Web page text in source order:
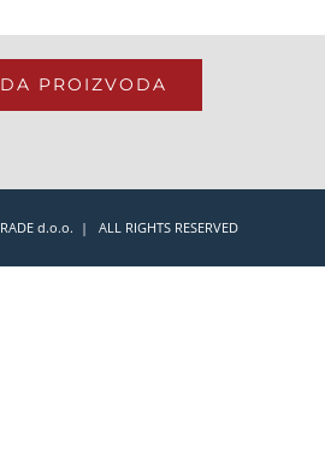
PROIZVODA
d.o.o. | ALL RIGHTS RESERVED